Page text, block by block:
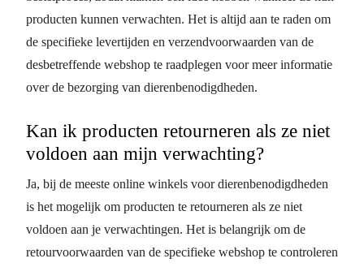
producten kunnen verwachten. Het is altijd aan te raden om
de specifieke levertijden en verzendvoorwaarden van de
desbetreffende webshop te raadplegen voor meer informatie
over de bezorging van dierenbenodigdheden.
Kan ik producten retourneren als ze niet
voldoen aan mijn verwachting?
Ja, bij de meeste online winkels voor dierenbenodigdheden
is het mogelijk om producten te retourneren als ze niet
voldoen aan je verwachtingen. Het is belangrijk om de
retourvoorwaarden van de specifieke webshop te controleren